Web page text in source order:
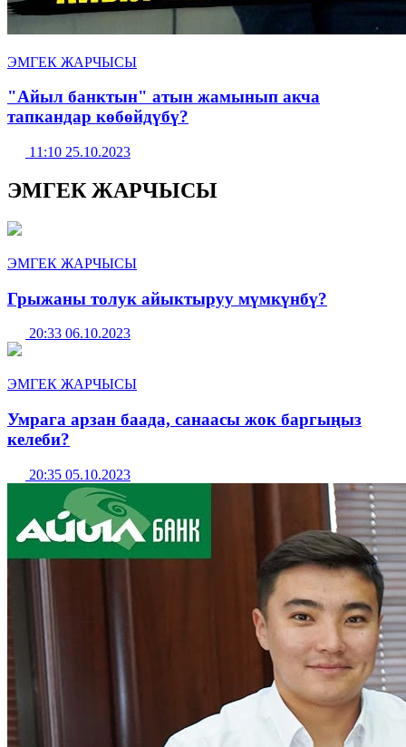
ЭМГЕК ЖАРЧЫСЫ
"Айыл банктын" атын жамынып акча
тапкандар көбөйдүбү?
11:10 25.10.2023
ЭМГЕК ЖАРЧЫСЫ
ЭМГЕК ЖАРЧЫСЫ
Грыжаны толук айыктыруу мүмкүнбү?
20:33 06.10.2023
ЭМГЕК ЖАРЧЫСЫ
Умрага арзан баада, санаасы жок баргыңыз
келеби?
20:35 05.10.2023